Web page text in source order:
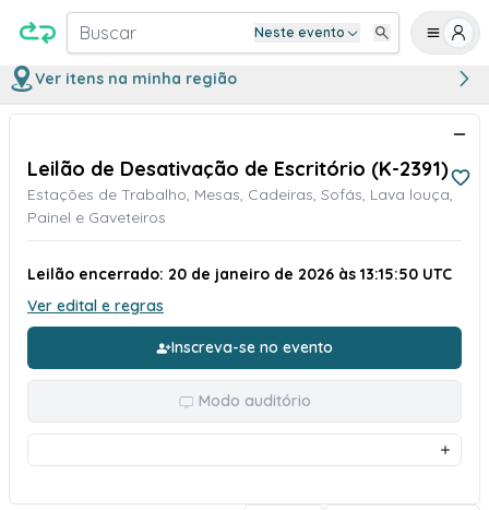
Buscar Neste evento
Ver itens na minha região
Leilão de Desativação de Escritório (K-2391)
Estações de Trabalho, Mesas, Cadeiras, Sofás, Lava louça,
Painel e Gaveteiros
Leilão encerrado: 20 de janeiro de 2026 às 13:15:50 UTC
Ver edital e regras
Inscreva-se no evento
Modo auditório